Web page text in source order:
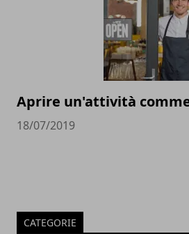
Aprire un'attività
18/07/2019
CATEGORIE